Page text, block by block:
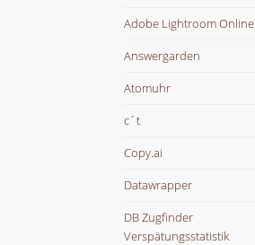
Adobe Lightroom Online
Answergarden
Atomuhr
c´t
Copy.ai
Datawrapper
DB Zugfinder
Verspätungsstatistik